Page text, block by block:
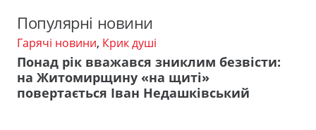
Популярні новини
Гарячі новини, Крик душі
Понад рік вважався зниклим безвісти:
на Житомирщину «на щиті»
повертається Іван Недашківський